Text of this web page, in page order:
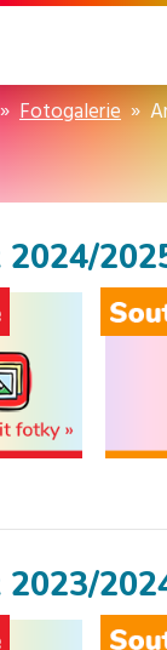
Fotogalerie